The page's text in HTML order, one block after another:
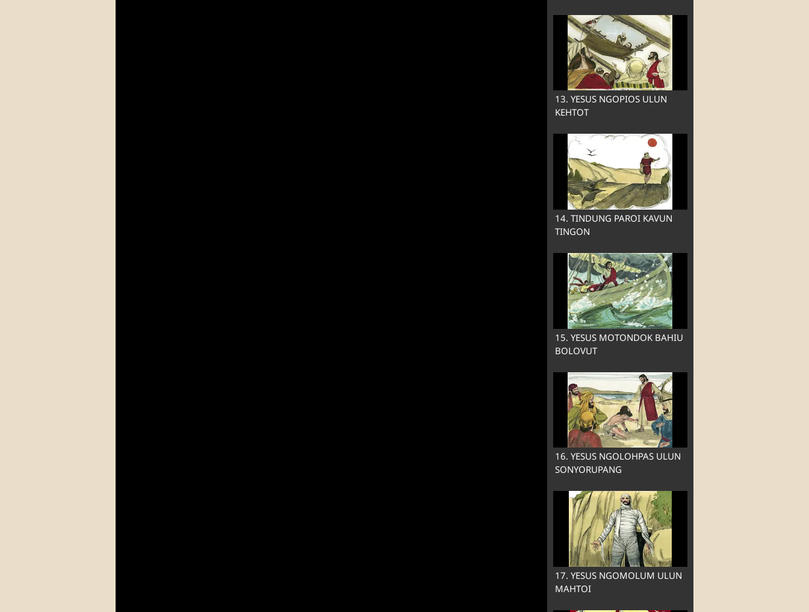
13. YESUS NGOPIOS ULUN
KEHTOT
14. TINDUNG PAROI KAVUN
TINGON
15. YESUS MOTONDOK BAHIU
BOLOVUT
16. YESUS NGOLOHPAS ULUN
SONYORUPANG
17. YESUS NGOMOLUM ULUN
MAHTOI